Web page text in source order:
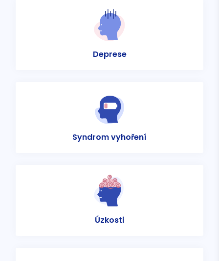
Deprese
Syndrom vyhoření
Úzkosti